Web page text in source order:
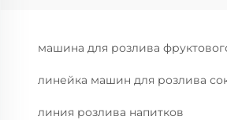
машина для розлива
линейка машин для розлива
линия розлива напитков